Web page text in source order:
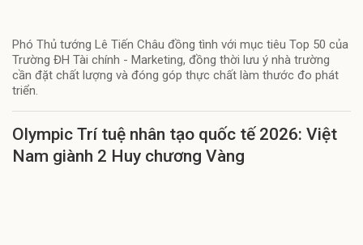
Phó Thủ tướng Lê Tiến Châu đồng tình với mục tiêu Top 50 của
Trường ĐH Tài chính - Marketing, đồng thời lưu ý nhà trường
cần đặt chất lượng và đóng góp thực chất làm thước đo phát
triển.
Olympic Trí tuệ nhân tạo quốc tế 2026: Việt
Nam giành 2 Huy chương Vàng